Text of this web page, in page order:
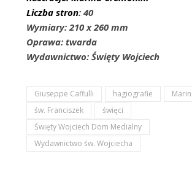
Liczba stron: 40
Wymiary: 210 x 260 mm
Oprawa: twarda
Wydawnictwo: Święty Wojciech
Giuseppe Caffulli hagiografie
św. Franciszek
święci
Święty Wojciech Dom Medialny
Wydawnictwo św. Wojciecha